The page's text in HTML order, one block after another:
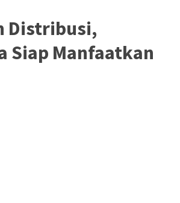
Distribusi,
Siap Manfaatkan